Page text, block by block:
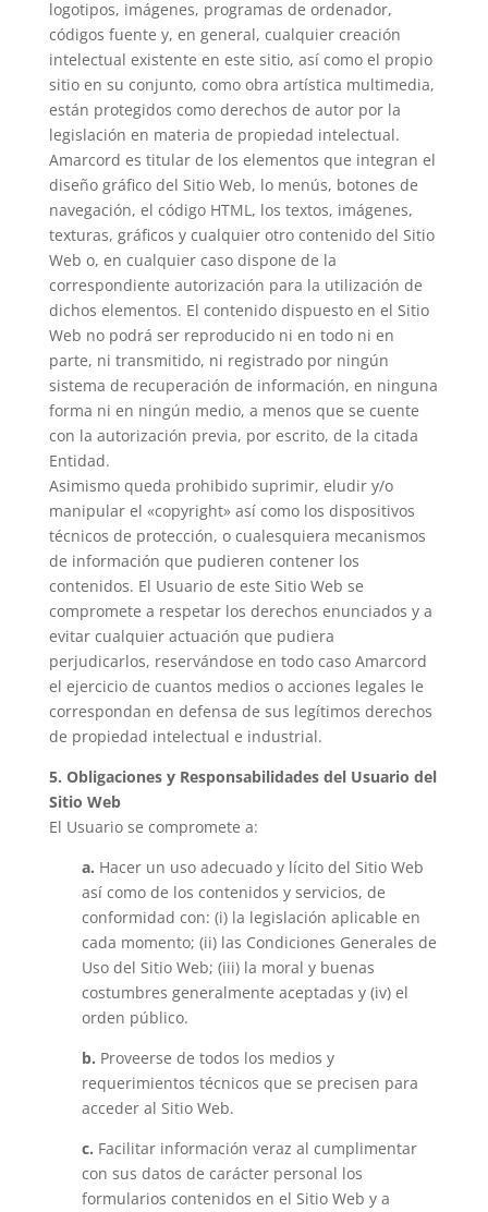
logotipos, imágenes, programas de ordenador,
códigos fuente y, en general, cualquier creación
intelectual existente en este sitio, así como el propio
sitio en su conjunto, como obra artística multimedia,
están protegidos como derechos de autor por la
legislación en materia de propiedad intelectual.
Amarcord es titular de los elementos que integran el
diseño gráfico del Sitio Web, lo menús, botones de
navegación, el código HTML, los textos, imágenes,
texturas, gráficos y cualquier otro contenido del Sitio
Web o, en cualquier caso dispone de la
correspondiente autorización para la utilización de
dichos elementos. El contenido dispuesto en el Sitio
Web no podrá ser reproducido ni en todo ni en
parte, ni transmitido, ni registrado por ningún
sistema de recuperación de información, en ninguna
forma ni en ningún medio, a menos que se cuente
con la autorización previa, por escrito, de la citada
Entidad.
Asimismo queda prohibido suprimir, eludir y/o
manipular el «copyright» así como los dispositivos
técnicos de protección, o cualesquiera mecanismos
de información que pudieren contener los
contenidos. El Usuario de este Sitio Web se
compromete a respetar los derechos enunciados y a
evitar cualquier actuación que pudiera
perjudicarlos, reservándose en todo caso Amarcord
el ejercicio de cuantos medios o acciones legales le
correspondan en defensa de sus legítimos derechos
de propiedad intelectual e industrial.
5. Obligaciones y Responsabilidades del Usuario del
Sitio Web
El Usuario se compromete a:
a. Hacer un uso adecuado y lícito del Sitio Web
así como de los contenidos y servicios, de
conformidad con: (i) la legislación aplicable en
cada momento; (ii) las Condiciones Generales de
Uso del Sitio Web; (iii) la moral y buenas
costumbres generalmente aceptadas y (iv) el
orden público.
b. Proveerse de todos los medios y
requerimientos técnicos que se precisen para
acceder al Sitio Web.
c. Facilitar información veraz al cumplimentar
con sus datos de carácter personal los
formularios contenidos en el Sitio Web y a